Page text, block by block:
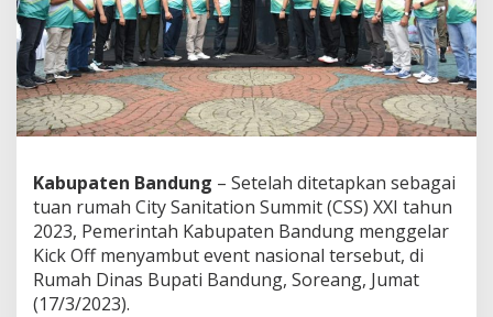
n
i
t
a
s
i
L
a
k
D
a
n
S
Kabupaten Bandung – Setelah ditetapkan sebagai
tuan rumah City Sanitation Summit (CSS) XXI tahun
2023, Pemerintah Kabupaten Bandung menggelar
Kick Off menyambut event nasional tersebut, di
Rumah Dinas Bupati Bandung, Soreang, Jumat
(17/3/2023).